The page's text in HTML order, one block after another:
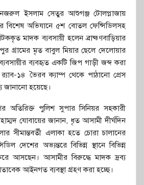
ইসলাম সেতুর আশুগঞ্জ টোলপ্লাজায়
বিশেষ অভিযানে ৫শ বোতল ফেন্সিডিলসহ
মাদক ব্যবসায়ী হলেন ব্রাহ্মণবাড়িয়ার
গ্রামের মৃত বাবুল মিয়ার ছেলে দেলোয়ার
ব্যবহৃত একটি জিপ গাড়ী জব্দ করা
১৪ ভৈরব ক্যাম্প থেকে পাঠানো প্রেস
জানানো হয়েছে।
অতিরিক্ত পুলিশ সুপার সিনিয়র সহকারী
যোবায়ের জানান, ধৃত আসামী দীর্ঘদিন
সীমান্তবর্তী এলাকা হতে চোরা চালানের
দেশের অভ্যন্তরে বিভিন্ন স্থানে বিভিন্ন
আসছেন। আসামীর বিরুদ্ধে মাদক দ্রব্য
আইনগত ব্যবস্থা গ্রহণ করা হচ্ছে।